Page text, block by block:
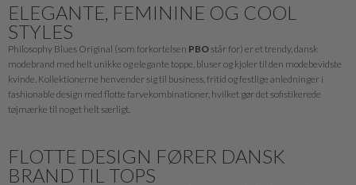
ELEGANTE, FEMININE OG COOL
STYLES
Philosophy Blues Original (som forkortelsen PBO står for) er et trendy, dansk
modebrand med helt unikke og elegante toppe, bluser og kjoler til den modebevidste
kvinde. Kollektionerne henvender sig til business, fritid og festlige anledninger i
fashionable design med flotte farvekombinationer, hvilket gør det sofistikerede
tøjmærke til noget helt særligt.
FLOTTE DESIGN FØRER DANSK
BRAND TIL TOPS